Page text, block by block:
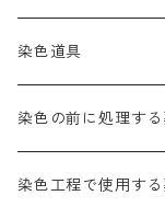
灰色系
黒色系
黒色
レットMG｜黄みの朱色
ネビーブルーMB（定番
ブルーMB（定番の色
紫色系
バイオレットMFB
緑色系
ダークグリンMG（定番
茶色系
茶色｜在庫処分特価
カッチ｜茶系
ぶどう糖
ハイドロサルファイト
染色用途のハンカチ
45cm×45cm（ハンカ
54cm×54cm（バンダ
ハイドロサルファイ
酸性剤
芒硝｜綿の染色時の
ソーダ灰｜アルカリ
硫酸第一鉄｜鉄媒
染色道具
刷毛
摺込み刷毛（スリコミ
ローケツ筆
染色の前に処理する
精練剤｜汚れ落と
染色工程で使用する